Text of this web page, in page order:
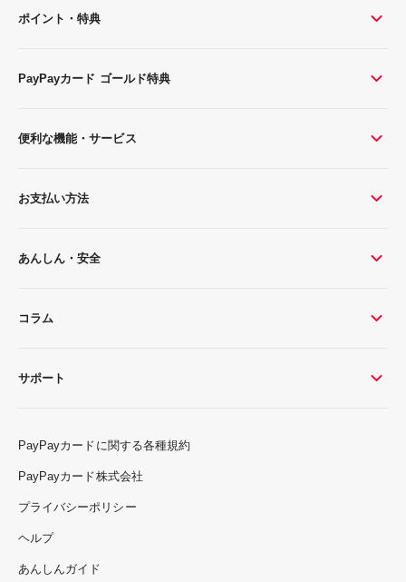
ポイント・特典
PayPayカード ゴールド特典
便利な機能・サービス
お支払い方法
あんしん・安全
コラム
サポート
PayPayカードに関する各種規約
PayPayカード株式会社
プライバシーポリシー
ヘルプ
あんしんガイド